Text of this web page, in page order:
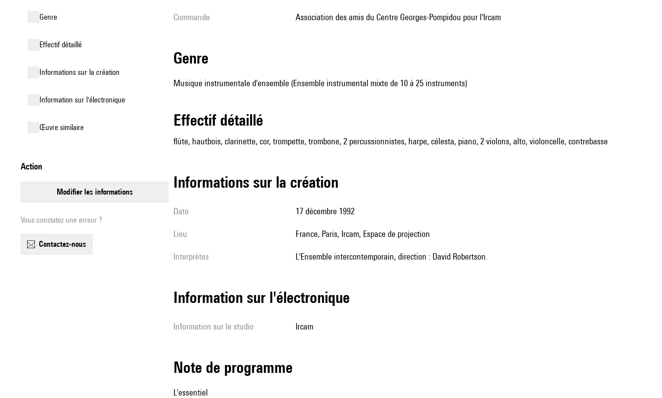
genre
effectif détaillé
informations sur la création
Information sur l'électronique
œuvre similaire
action
modifier les informations
Vous constatez une erreur ?
contactez-nous
Commande Association des amis du Centre Georges-Pompidou pour l'Ircam
genre
Musique instrumentale d'ensemble (Ensemble instrumental mixte de 10 à 25 instruments)
effectif détaillé
flûte, hautbois, clarinette, cor, trompette, trombone, 2 percussionnistes, harpe, célesta, piano, 2 violons, alto, violoncelle, contrebasse
informations sur la création
date 17 décembre 1992
lieu France, Paris, Ircam, Espace de projection
interprètes l'Ensemble intercontemporain, direction : David Robertson.
Information sur l'électronique
Information sur le studio Ircam
Note de programme
L'essentiel